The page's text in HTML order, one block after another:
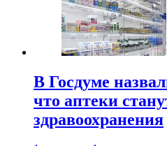
В Госдуме
что аптеки
здравоохранения